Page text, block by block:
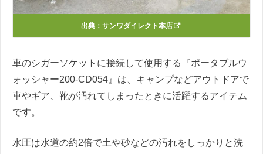
出典： サンワダイレクト本店
車のシガーソケットに接続して使用する『ポータブルウ
ォッシャー200-CD054』は、キャンプなどアウトドアで
車やギア、靴が汚れてしまったときに活躍するアイテム
です。
水圧は水道の約2倍で土や砂などの汚れをしっかりと洗